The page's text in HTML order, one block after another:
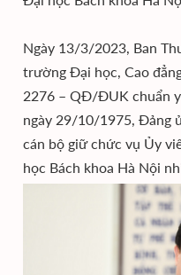
Ngày 13/3/2023, Ban
trường Đại học, Cao
2276 – QĐ/ĐUK chuẩn y
ngày 29/10/1975, Đảng
cán bộ giữ chức vụ Ủy
học Bách khoa Hà Nội